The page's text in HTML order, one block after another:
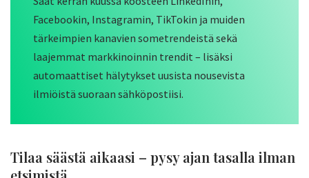
Facebookin, Instagramin, TikTokin ja muiden
tärkeimpien kanavien sometrendeistä sekä
laajemmat markkinoinnin trendit – lisäksi
automaattiset hälytykset uusista nousevista
ilmiöistä suoraan sähköpostiisi.
Tilaa säästä aikaasi – pysy ajan tasalla ilman